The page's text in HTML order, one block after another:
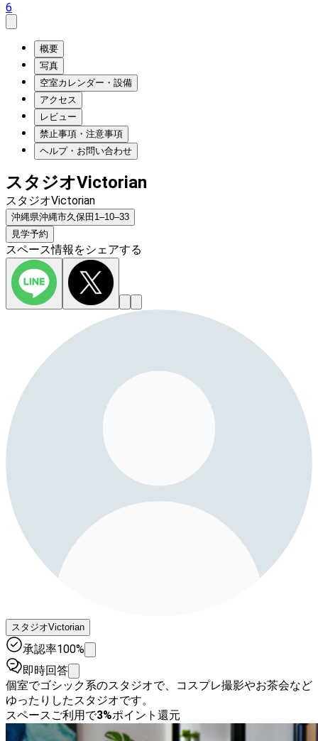
6
概要
写真
空室カレンダー・設備
アクセス
レビュー
禁止事項・注意事項
ヘルプ・お問い合わせ
スタジオVictorian
スタジオVictorian
沖縄県沖縄市久保田1–10–33
見学予約
スペース情報をシェアする
スタジオVictorian
承認率100%
即時回答
個室でゴシック系のスタジオで、コスプレ撮影やお茶会など
ゆったりしたスタジオです。
スペースご利用で3%ポイント還元